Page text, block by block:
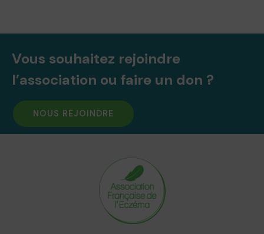
Vous souhaitez rejoindre
l’association ou faire un don ?
NOUS REJOINDRE